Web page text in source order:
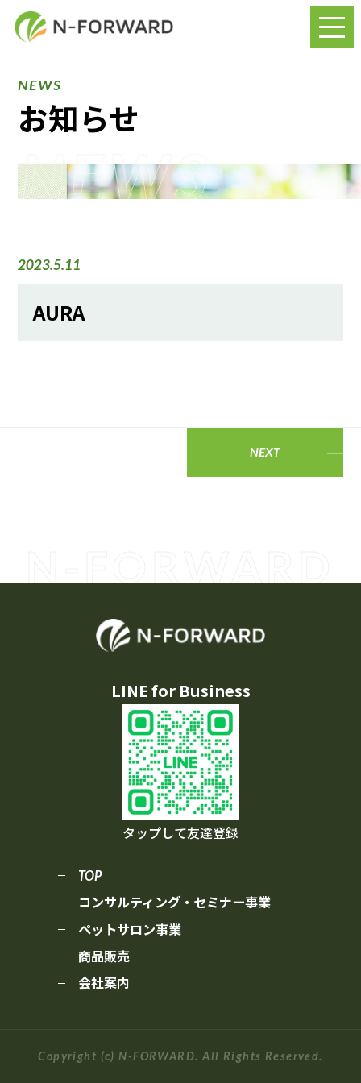
NEWS
お知らせ
2023.5.11
AURA
NEXT
LINE for Business
タップして友達登録
TOP
コンサルティング・セミナー事業
ペットサロン事業
商品販売
会社案内
Copyright (c) N-FORWARD. All Rights Reserved.